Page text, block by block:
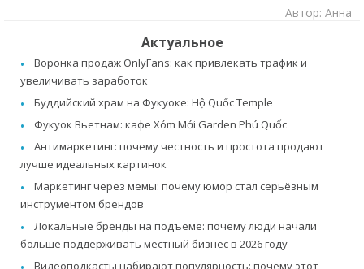
Автор: Анна
Актуальное
Воронка продаж OnlyFans: как привлекать трафик и
увеличивать заработок
Буддийский храм на Фукуоке: Hộ Quốc Temple
Фукуок Вьетнам: кафе Xóm Mới Garden Phú Quốc
Антимаркетинг: почему честность и простота продают
лучше идеальных картинок
Маркетинг через мемы: почему юмор стал серьёзным
инструментом брендов
Локальные бренды на подъёме: почему люди начали
больше поддерживать местный бизнес в 2026 году